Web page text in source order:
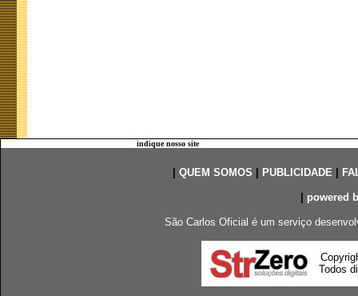
indique nosso site
QUEM SOMOS PUBLICIDADE|
powered
São Carlos Oficial é um serviço
Todos